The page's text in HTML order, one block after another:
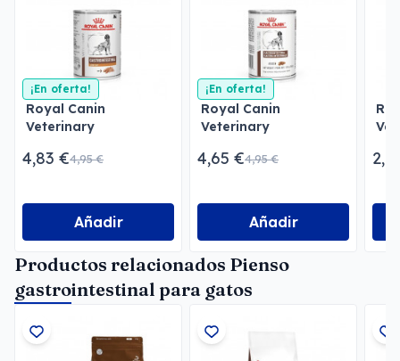
¡En oferta!
Royal Canin
Veterinary
Fat Paté
4,83 €4,95 €
Añadir
¡En oferta!
Royal Canin
Veterinary
4,65 €4,95 €
Añadir
Productos relacionados Pienso
gastrointestinal para gatos